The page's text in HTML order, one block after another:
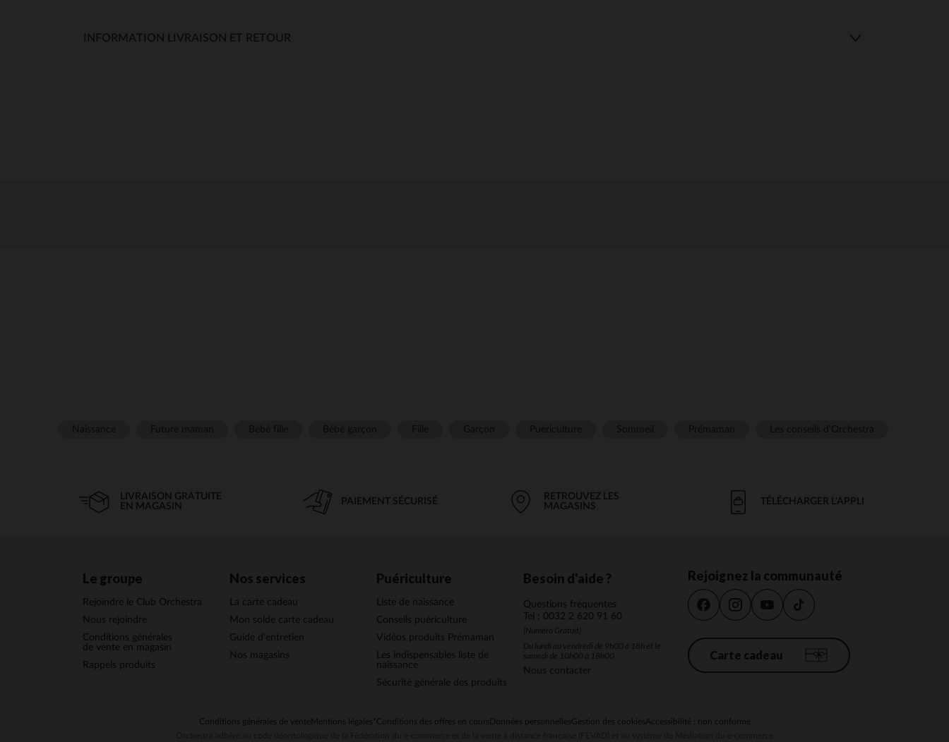
INFORMATION LIVRAISON ET RETOUR
LIVRAISON GRATUITE
EN MAGASIN
PAIEMENT SÉCURISÉ
RETROUVEZ LES
MAGASINS
TÉLÉCHARGER L'APPLI
Le groupe
Rejoindre le Club Orchestra
Nous rejoindre
Conditions générales
de vente en magasin
Rappels produits
Nos services
La carte cadeau
Mon solde carte cadeau
Guide d'entretien
Nos magasins
Puériculture
Liste de naissance
Conseils puériculture
Vidéos produits Prémaman
Les indispensables liste de
naissance
Sécurité générale des produits
Besoin d'aide ?
Questions fréquentes
Tel : 0032 2 620 91 60
(Numéro Gratuit)
Du lundi au vendredi de 9h00 à 18h et le
samedi de 10h00 à 18h00
Nous contacter
Rejoignez la communauté
Carte cadeau
Conditions générales de venteMentions légales *Conditions des offres en cours Données personnellesGestion des cookiesAccessibilité : non conforme